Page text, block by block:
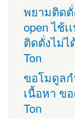
พยามติดตั่
open ไช้
ติดตั่งไม่ไ
Ton
ขอโมดูลก
เนื้อหา ข
Ton